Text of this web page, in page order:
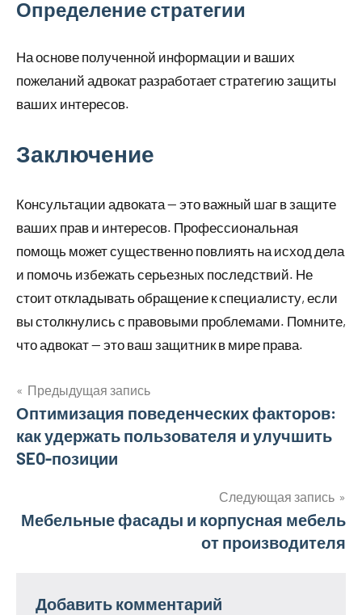
Определение стратегии
На основе полученной информации и ваших
пожеланий адвокат разработает стратегию защиты
ваших интересов.
Заключение
Консультации адвоката — это важный шаг в защите
ваших прав и интересов. Профессиональная
помощь может существенно повлиять на исход дела
и помочь избежать серьезных последствий. Не
стоит откладывать обращение к специалисту, если
вы столкнулись с правовыми проблемами. Помните,
что адвокат — это ваш защитник в мире права.
Навигация
по
Предыдущая запись
Оптимизация поведенческих факторов:
как удержать пользователя и улучшить
SEO-позиции
Следующая запись
Мебельные фасады и корпусная мебель
от производителя
Добавить комментарий